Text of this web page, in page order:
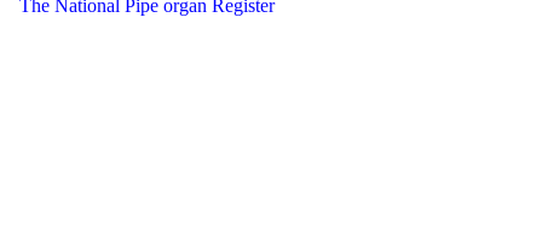
The National Pipe organ Register